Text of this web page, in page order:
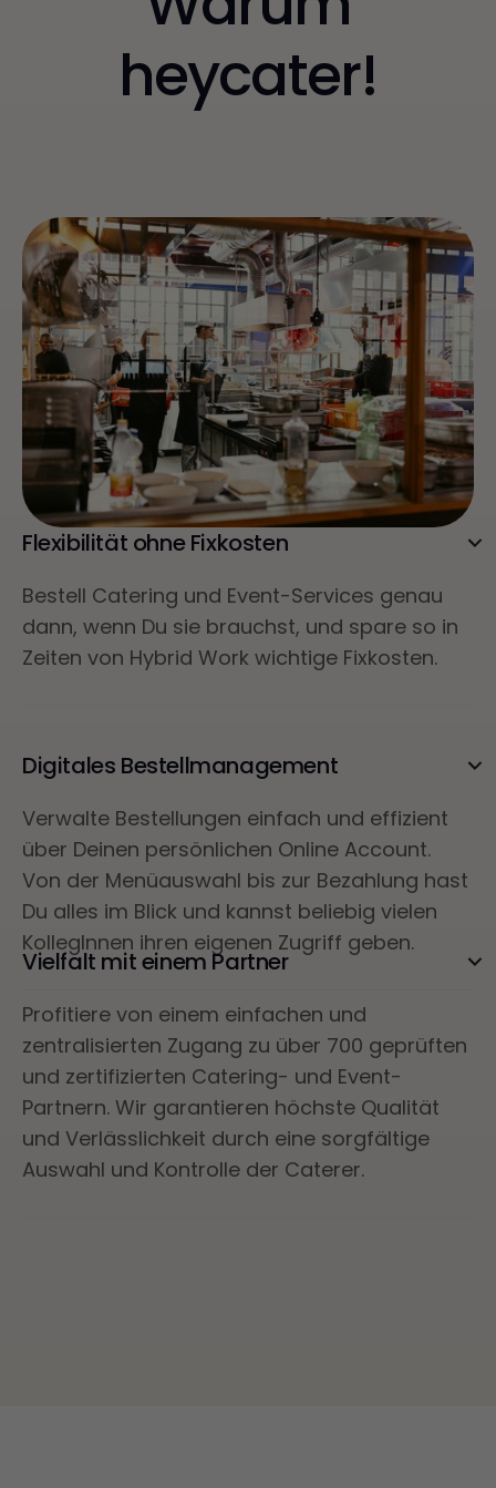
heycater!
Flexibilität ohne Fixkosten
Bestell Catering und Event-Services genau
dann, wenn Du sie brauchst, und spare so in
Zeiten von Hybrid Work wichtige Fixkosten.
Digitales Bestellmanagement
Verwalte Bestellungen einfach und effizient
über Deinen persönlichen Online Account.
Von der Menüauswahl bis zur Bezahlung hast
Du alles im Blick und kannst beliebig vielen
KollegInnen ihren eigenen Zugriff geben.
Vielfalt mit einem Partner
Profitiere von einem einfachen und
zentralisierten Zugang zu über 700 geprüften
und zertifizierten Catering- und Event-
Partnern. Wir garantieren höchste Qualität
und Verlässlichkeit durch eine sorgfältige
Auswahl und Kontrolle der Caterer.